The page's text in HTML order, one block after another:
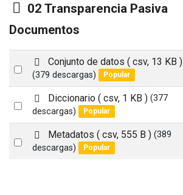
Carpeta
02 Transparencia Pasiva
Documentos
Select
an
item
d
e
f
u
l
Conjunto de datos ( csv, 13 KB )
(379 descargas) Popular
Select
an
item
d
e
f
u
Diccionario ( csv, 1 KB ) (377
descargas)
Popular
Select
d
e
Metadatos ( csv, 555 B ) (389
descargas)
Popular